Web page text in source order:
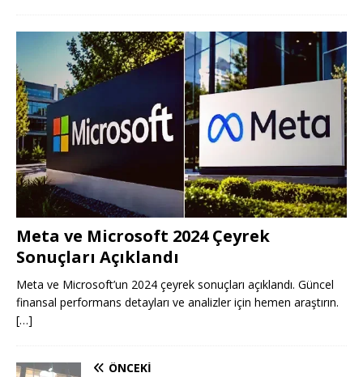
Meta ve Microsoft 2024 Çeyrek
Sonuçları Açıklandı
Meta ve Microsoft’un 2024 çeyrek sonuçları açıklandı. Güncel
finansal performans detayları ve analizler için hemen araştırın.
[…]
ÖNCEKI